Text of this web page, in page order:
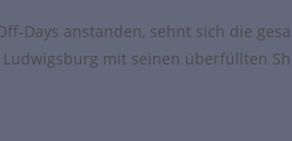
Days anstanden, sehnt sich die
mit seinen überfüllten